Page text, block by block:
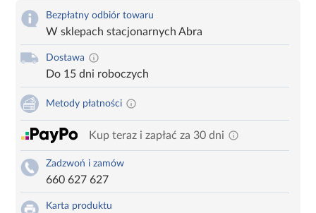
Bezpłatny odbiór towaru
W sklepach stacjonarnych Abra
Dostawa
Do 15 dni roboczych
Metody płatności
Kup teraz i zapłać za 30 dni
Zadzwoń i zamów
660 627 627
Karta produktu